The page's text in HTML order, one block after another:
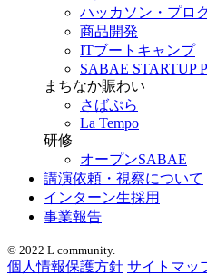
ハッカソン・プロ
商品開発
ITブートキャンプ
SABAE STARTUP
まちなか賑わい
さばぷら
La Tempo
研修
オープンSABAE
講演依頼・視察について
インターン生採用
事業報告
© 2022 L community.
個人情報保護方針 サイトマッ